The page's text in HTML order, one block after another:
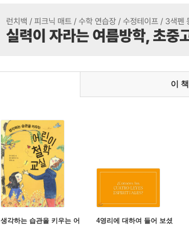
이
생각하는 습관을 키우는 어
4영리에 대하여 들어 보셨